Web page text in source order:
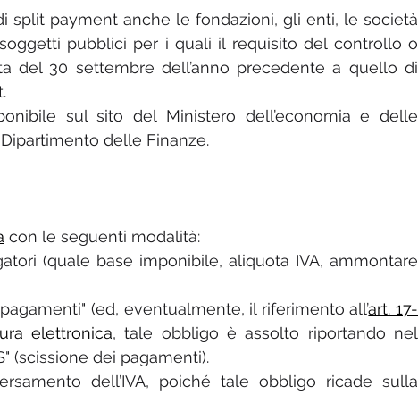
split payment anche le fondazioni, gli enti, le società
pubblici per i quali il requisito del controllo o
del 30 settembre dell’anno precedente a quello di
sul sito del Ministero dell’economia e delle
delle Finanze.
con le seguenti modalità:
(quale base imponibile, aliquota IVA, ammontare
pagamenti" (ed, eventualmente, il riferimento all’art. 17-
elettronica, tale obbligo è assolto riportando nel
(scissione dei pagamenti).
dell’IVA, poiché tale obbligo ricade sulla